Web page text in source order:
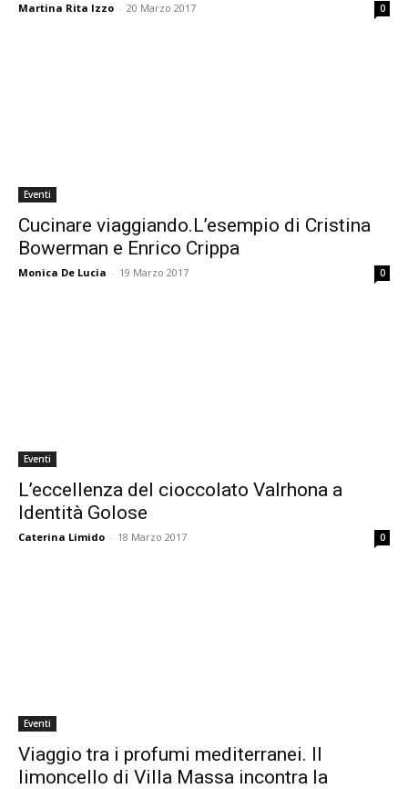
Martina Rita Izzo - 20 Marzo 2017 0
Eventi
Cucinare viaggiando.L’esempio di Cristina
Bowerman e Enrico Crippa
Monica De Lucia - 19 Marzo 2017 0
Eventi
L’eccellenza del cioccolato Valrhona a
Identità Golose
Caterina Limido - 18 Marzo 2017 0
Eventi
Viaggio tra i profumi mediterranei. Il
limoncello di Villa Massa incontra la